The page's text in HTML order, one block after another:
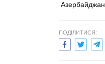
Азербайджан
ПОДІЛИТИСЯ: